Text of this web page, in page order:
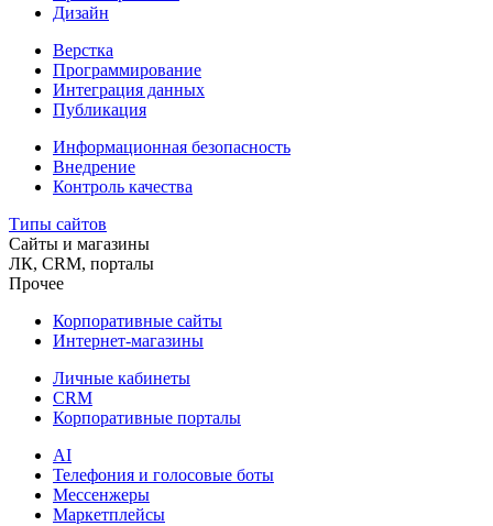
Дизайн
Верстка
Программирование
Интеграция данных
Публикация
Информационная безопасность
Внедрение
Контроль качества
Типы сайтов
Сайты и магазины
ЛК, CRM, порталы
Прочее
Корпоративные сайты
Интернет-магазины
Личные кабинеты
CRM
Корпоративные порталы
AI
Телефония и голосовые боты
Мессенжеры
Маркетплейсы